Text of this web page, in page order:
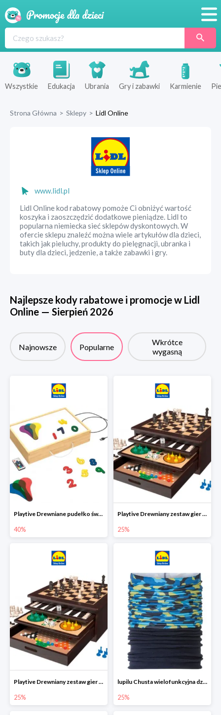
Produkty
Sklepy
Wszystkie Edukacja Ubrania Gry i zabawki Karmienie
Strona Główna > Sklepy > Lidl Online
www.lidl.pl
Lidl Online kod rabatowy pomoże Ci obniżyć wartość
koszyka i zaoszczędzić dodatkowe pieniądze. Lidl to
popularna niemiecka sieć sklepów dyskontowych. W
ofercie sklepu znaleźć można wiele artykułów dla dzieci,
takich jak pieluchy, produkty do pielęgnacji, ubranka i
buty dla dzieci, jedzenie, a także zabawki i gry.
Najlepsze kody rabatowe i promocje w Lidl
Online — Sierpień 2026
Najnowsze Popularne
Wkrótce
wygasną
Playtive Drewniane pudełko świetlne MONTESSORI
40%
Playtive Drewniany zestaw gier 10 w 1
25%
Playtive Drewniany zestaw gier 10 w 1
25%
lupilu Chusta wielofunkcyjna dziecięca
25%